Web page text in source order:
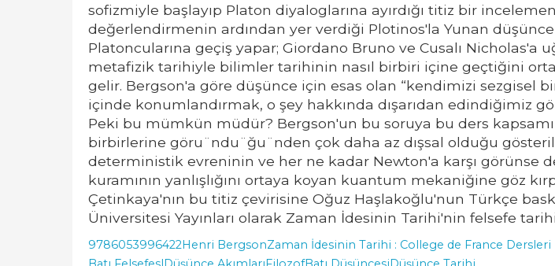
sofizmiyle başlayıp Platon diyaloglarına ayırdığı titiz bir
değerlendirmenin ardından yer verdiği Plotinos'la Yunan
Platoncularına geçiş yapar; Giordano Bruno ve Cusalı Nicholas'a
metafizik tarihiyle bilimler tarihinin nasıl birbiri içine geçtiğini
gelir. Bergson'a göre düşünce için esas olan “kendimizi
içinde konumlandırmak, o şey hakkında dışarıdan edindiğimiz
Peki bu mümkün müdür? Bergson'un bu soruya bu ders
birbirlerine göru¨ndu¨ğu¨nden çok daha az dışsal olduğu
deterministik evreninin ve her ne kadar Newton'a karşı görünse
kuramının yanlışlığını ortaya koyan kuantum mekaniğine göz
Çetinkaya'nın bu titiz çevirisine Oğuz Haşlakoğlu'nun Türkçe
Üniversitesi Yayınları olarak Zaman İdesinin Tarihi'nin felsefe
9786053996422Henri BergsonZaman İdesinin Tarihi : College de France Dersleri